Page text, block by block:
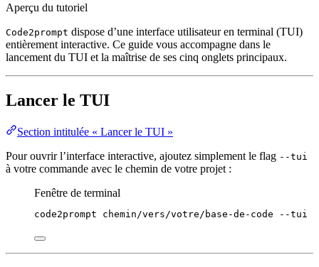
Aperçu du tutoriel
Code2prompt dispose d’une interface utilisateur en terminal (TUI)
entièrement interactive. Ce guide vous accompagne dans le
lancement du TUI et la maîtrise de ses cinq onglets principaux.
Lancer le TUI
Section intitulée « Lancer le TUI »
Pour ouvrir l’interface interactive, ajoutez simplement le flag --tui
à votre commande avec le chemin de votre projet :
Fenêtre de terminal
code2prompt chemin/vers/votre/base-de-code --tui